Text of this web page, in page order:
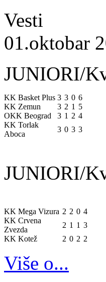
Vesti
01.oktobar
JUNIORI/
KK Basket Plus 3 3 0 6
KK Zemun
3 2 1 5
OKK Beograd
3 1 2 4
KK Torlak
Aboca
3 0 3 3
JUNIORI/
KK Mega Vizura 2 2 0 4
KK Crvena
Zvezda
2 1 1 3
KK Kotež
2 0 2 2
Više o...